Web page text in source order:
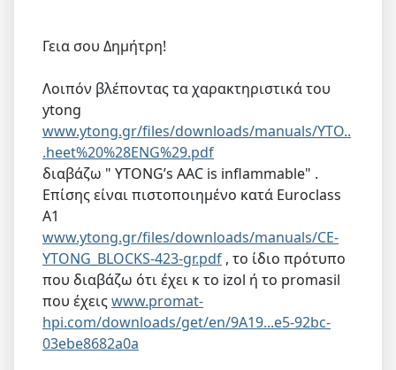
Γεια σου Δημήτρη!
Λοιπόν βλέποντας τα χαρακτηριστικά του
ytong
www.ytong.gr/files/downloads/manuals/YTO..
.heet%20%28ENG%29.pdf
διαβάζω " YTONG’s AAC is inflammable" .
Επίσης είναι πιστοποιημένο κατά Euroclass
A1
www.ytong.gr/files/downloads/manuals/CE-
YTONG_BLOCKS-423-gr.pdf , το ίδιο πρότυπο
που διαβάζω ότι έχει κ το izol ή το promasil
που έχειςwww.promat-
hpi.com/downloads/get/en/9A19...e5-92bc-
03ebe8682a0a